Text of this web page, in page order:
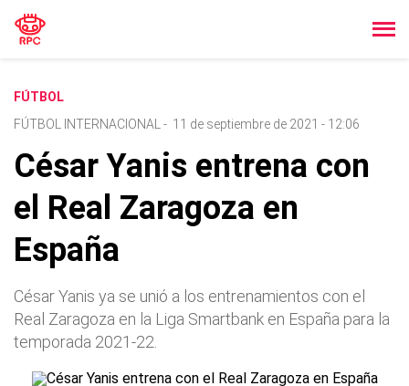
FÚTBOL
FÚTBOL INTERNACIONAL
- 11 de septiembre de 2021 - 12:06
César Yanis entrena con
el Real Zaragoza en
España
César Yanis ya se unió a los entrenamientos con el
Real Zaragoza en la Liga Smartbank en España para la
temporada 2021-22.